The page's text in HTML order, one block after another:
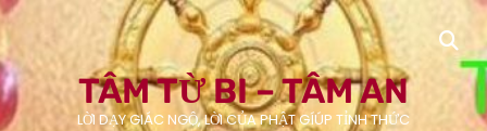
Skip
to
content
TÂM TỪ BI – TÂM AN
LỜI DẠY GIÁC NGỘ, LỜI CỦA PHẬT GÍÚP TỈNH THỨC